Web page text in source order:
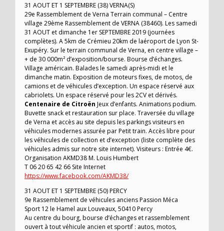
31 AOUT ET 1 SEPTEMBRE (38) VERNA(S)
29e Rassemblement de Verna Terrain communal – Centre
village 29ème Rassemblement de VERNA (38460). Les samedi
31 AOUT et dimanche 1er SEPTEMBRE 2019 (journées
complètes). A 5km de Crémieu 20km de laéroport de Lyon St-
Exupéry. Sur le terrain communal de Verna, en centre village –
+ de 30 000m² d’exposition/bourse. Bourse d’échanges.
Village américain. Balades le samedi après-midi et le
dimanche matin. Exposition de moteurs fixes, de motos, de
camions et de véhicules d’exception. Un espace réservé aux
cabriolets. Un espace réservé pour les 2CV et dérivés.
Centenaire de Citroën Jeux d’enfants. Animations podium.
Buvette snack et restauration sur place. Traversée du village
de Verna et accès au site depuis les parkings visiteurs en
véhicules modernes assurée par Petit train. Accès libre pour
les véhicules de collection et d’exception (liste complète des
véhicules admis sur notre site internet). Visiteurs : Entrée 4€.
Organisation AKMD38 M. Louis Humbert
T 06 20 65 42 66 Site Internet
https://www.facebook.com/AKMD38/
31 AOUT ET 1 SEPTEMBRE (50) PERCY
9e Rassemblement de véhicules anciens Passion Méca
Sport 12 le Hamel aux Louveaux, 50410 Percy
Au centre du bourg, bourse d’échanges et rassemblement
ouvert à tout véhicule ancien et sportif : autos, motos,